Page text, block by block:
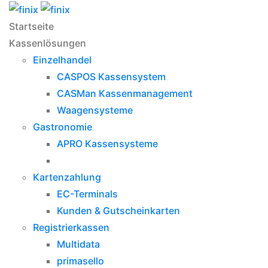
Startseite
Kassenlösungen
Einzelhandel
CASPOS Kassensystem
CASMan Kassenmanagement
Waagensysteme
Gastronomie
APRO Kassensysteme
Kartenzahlung
EC-Terminals
Kunden & Gutscheinkarten
Registrierkassen
Multidata
primasello